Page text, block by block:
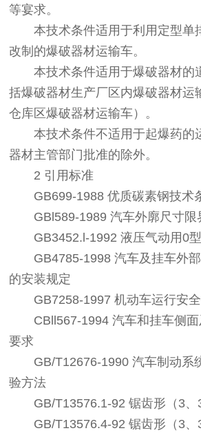
等宴求。
本技术条件适用于利用定型单
改制的爆破器材运输车。
本技术条件适用于爆破器材的
括爆破器材生产厂区内爆破器材运
仓库区爆破器材运输车）。
本技术条件不适用于起爆药的
器材主管部门批准的除外。
2 引用标准
GB699-1988 优质碳素钢技术
GBl589-1989 汽车外廓尺寸限
GB3452.l-1992 液压气动用0型
GB4785-1998 汽车及挂车外部
的安装规定
GB7258-1997 机动车运行安全
CBll567-1994 汽车和挂车侧面
要求
GB/T12676-1990 汽车制动系
验方法
GB/T13576.1-92 锯齿形（3、
GB/T13576.4-92 锯齿形（3、